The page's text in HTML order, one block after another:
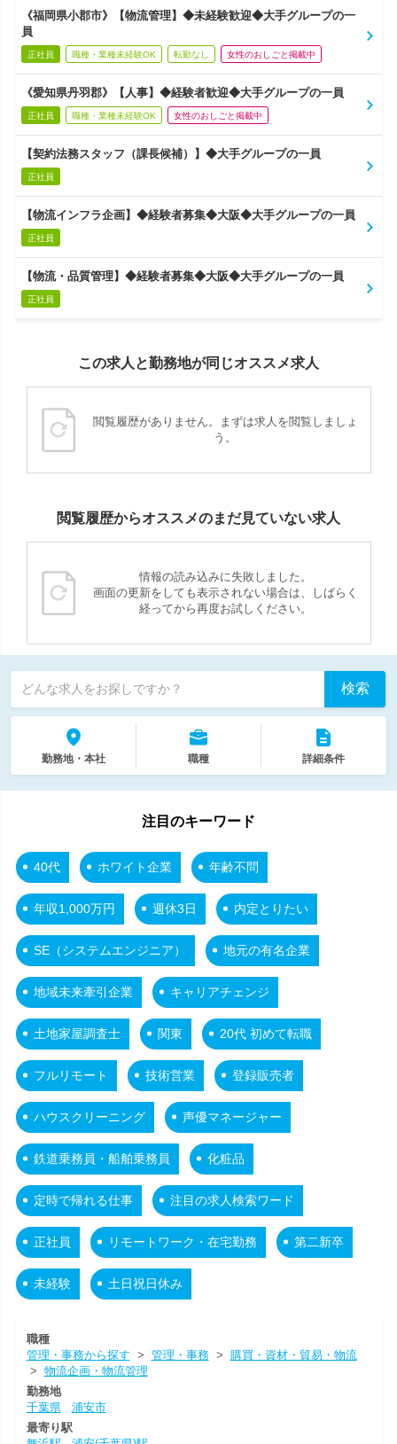
《福岡県小郡市》【物流管理】◆未経験歓迎◆大手グループの一
員
正社員 職種・業種未経験OK 転勤なし 女性のおしごと掲載中
《愛知県丹羽郡》【人事】◆経験者歓迎◆大手グループの一員
正社員 職種・業種未経験OK 女性のおしごと掲載中
【契約法務スタッフ（課長候補）】◆大手グループの一員
正社員
【物流インフラ企画】◆経験者募集◆大阪◆大手グループの一員
正社員
【物流・品質管理】◆経験者募集◆大阪◆大手グループの一員
正社員
この求人と勤務地が同じオススメ求人
閲覧履歴がありません。まずは求人を閲覧しましょ
う。
閲覧履歴からオススメのまだ見ていない求人
情報の読み込みに失敗しました。
画面の更新をしても表示されない場合は、しばらく
経ってから再度お試しください。
どんな求人をお探しですか？ 検索
勤務地・本社 職種 詳細条件
注目のキーワード
40代 ホワイト企業 年齢不問
年収1,000万円 週休3日 内定とりたい
SE（システムエンジニア） 地元の有名企業
地域未来牽引企業 キャリアチェンジ
土地家屋調査士 関東 20代 初めて転職
フルリモート 技術営業 登録販売者
ハウスクリーニング 声優マネージャー
鉄道乗務員・船舶乗務員 化粧品
定時で帰れる仕事 注目の求人検索ワード
正社員 リモートワーク・在宅勤務 第二新卒
未経験 土日祝日休み
職種
管理・事務から探す > 管理・事務> 購買・資材・貿易・物流
> 物流企画・物流管理
勤務地
千葉県
浦安市
最寄り駅